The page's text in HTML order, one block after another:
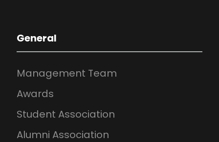
General
Management Team
Awards
Student Association
Alumni Association